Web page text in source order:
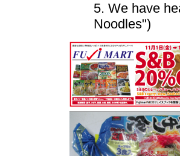
5. We have
Noodles")